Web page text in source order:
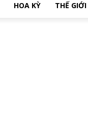
HOA KỲ THẾ GIỚI